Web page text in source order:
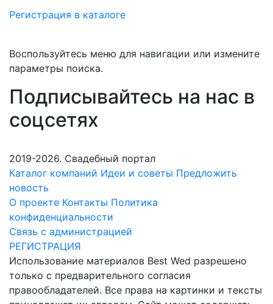
Регистрация в каталоге
Воспользуйтесь меню для навигации или измените
параметры поиска.
Подписывайтесь на нас в
соцсетях
2019-2026. Свадебный портал
Каталог компаний Идеи и советы Предложить
новость
О проекте Контакты Политика
конфиденциальности
Связь с администрацией
РЕГИСТРАЦИЯ
Использование материалов Best Wed разрешено
только с предварительного согласия
правообладателей. Все права на картинки и тексты